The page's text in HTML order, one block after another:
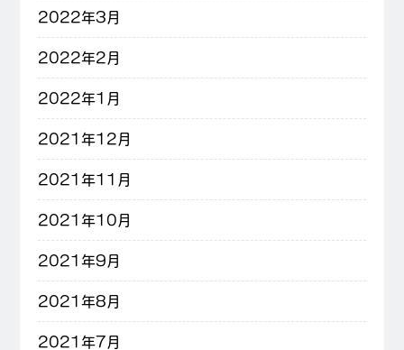
2022年3月
2022年2月
2022年1月
2021年12月
2021年11月
2021年10月
2021年9月
2021年8月
2021年7月